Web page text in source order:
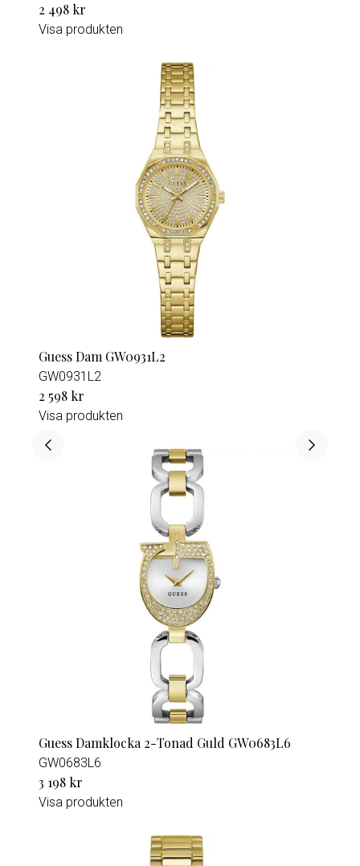
2 498 kr
Visa produkten
Guess Dam GW0931L2
GW0931L2
2 598 kr
Visa produkten
Guess Damklocka 2-Tonad Guld GW0683L6
GW0683L6
3 198 kr
Visa produkten